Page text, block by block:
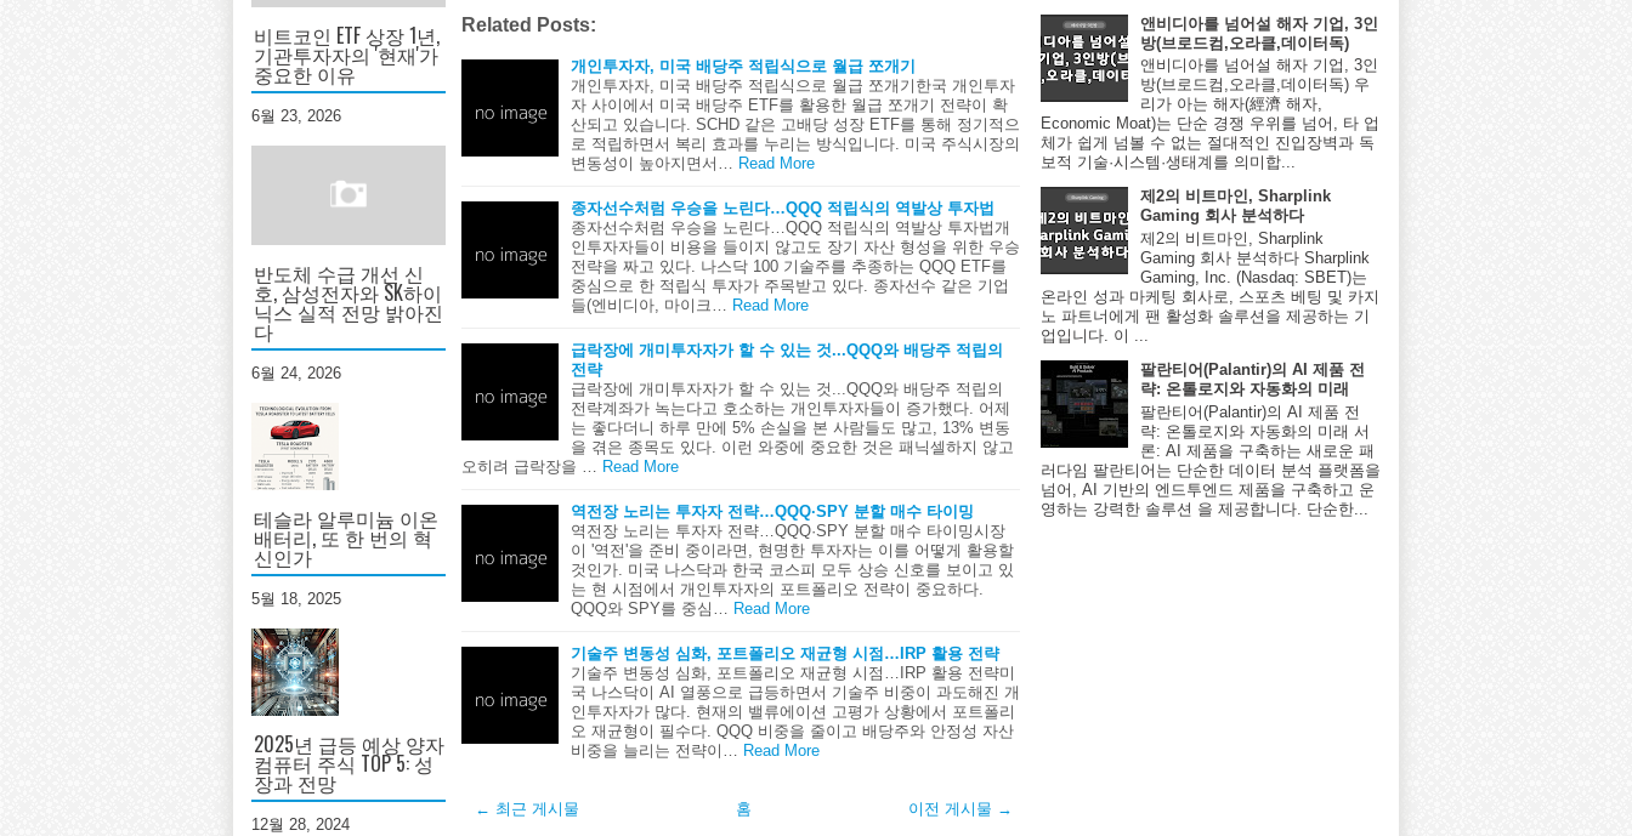
비트코인 ETF 상장 1년,
기관투자자의 '현재'가
중요한 이유
6월 23, 2026
반도체 수급 개선 신
호, 삼성전자와 SK하이
닉스 실적 전망 밝아진
다
6월 24, 2026
테슬라 알루미늄 이온
배터리, 또 한 번의 혁
신인가
5월 18, 2025
2025년 급등 예상 양자
컴퓨터 주식 TOP 5: 성
장과 전망
12월 28, 2024
Related Posts:
개인투자자, 미국 배당주 적립식으로 월급 쪼개기
개인투자자, 미국 배당주 적립식으로 월급 쪼개기한국 개인투자
자 사이에서 미국 배당주 ETF를 활용한 월급 쪼개기 전략이 확
산되고 있습니다. SCHD 같은 고배당 성장 ETF를 통해 정기적으
로 적립하면서 복리 효과를 누리는 방식입니다. 미국 주식시장의
변동성이 높아지면서…
Read More
종자선수처럼 우승을 노린다…QQQ 적립식의 역발상 투자법
종자선수처럼 우승을 노린다…QQQ 적립식의 역발상 투자법개
인투자자들이 비용을 들이지 않고도 장기 자산 형성을 위한 우승
전략을 짜고 있다. 나스닥 100 기술주를 추종하는 QQQ ETF를
중심으로 한 적립식 투자가 주목받고 있다. 종자선수 같은 기업
들(엔비디아, 마이크…
Read More
급락장에 개미투자자가 할 수 있는 것...QQQ와 배당주 적립의
전략
급락장에 개미투자자가 할 수 있는 것...QQQ와 배당주 적립의
전략계좌가 녹는다고 호소하는 개인투자자들이 증가했다. 어제
는 좋다더니 하루 만에 5% 손실을 본 사람들도 많고, 13% 변동
을 겪은 종목도 있다. 이런 와중에 중요한 것은 패닉셀하지 않고
오히려 급락장을 …
Read More
역전장 노리는 투자자 전략…QQQ·SPY 분할 매수 타이밍
역전장 노리는 투자자 전략…QQQ·SPY 분할 매수 타이밍시장
이 '역전'을 준비 중이라면, 현명한 투자자는 이를 어떻게 활용할
것인가. 미국 나스닥과 한국 코스피 모두 상승 신호를 보이고 있
는 현 시점에서 개인투자자의 포트폴리오 전략이 중요하다.
QQQ와 SPY를 중심…
Read More
기술주 변동성 심화, 포트폴리오 재균형 시점…IRP 활용 전략
기술주 변동성 심화, 포트폴리오 재균형 시점…IRP 활용 전략미
국 나스닥이 AI 열풍으로 급등하면서 기술주 비중이 과도해진 개
인투자자가 많다. 현재의 밸류에이션 고평가 상황에서 포트폴리
오 재균형이 필수다. QQQ 비중을 줄이고 배당주와 안정성 자산
비중을 늘리는 전략이…
Read More
← 최근 게시물 이전 게시물 →
홈
앤비디아를 넘어설 해자 기업, 3인
방(브로드컴,오라클,데이터독)
앤비디아를 넘어설 해자 기업, 3인
방(브로드컴,오라클,데이터독) 우
리가 아는 해자(經濟 해자,
Economic Moat)는 단순 경쟁 우위를 넘어, 타 업
체가 쉽게 넘볼 수 없는 절대적인 진입장벽과 독
보적 기술·시스템·생태계를 의미합...
제2의 비트마인, Sharplink
Gaming 회사 분석하다
제2의 비트마인, Sharplink
Gaming 회사 분석하다 Sharplink
Gaming, Inc. (Nasdaq: SBET)는
온라인 성과 마케팅 회사로, 스포츠 베팅 및 카지
노 파트너에게 팬 활성화 솔루션을 제공하는 기
업입니다. 이 ...
팔란티어(Palantir)의 AI 제품 전
략: 온톨로지와 자동화의 미래
팔란티어(Palantir)의 AI 제품 전
략: 온톨로지와 자동화의 미래 서
론: AI 제품을 구축하는 새로운 패
러다임 팔란티어는 단순한 데이터 분석 플랫폼을
넘어, AI 기반의 엔드투엔드 제품을 구축하고 운
영하는 강력한 솔루션 을 제공합니다. 단순한...